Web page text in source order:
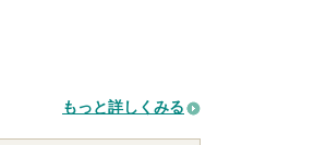
もっと詳しくみる